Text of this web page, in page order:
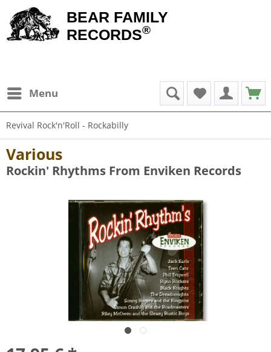
BEAR FAMILY
RECORDS®
Menu
Revival Rock'n'Roll - Rockabilly
Various
Rockin' Rhythms From Enviken Records